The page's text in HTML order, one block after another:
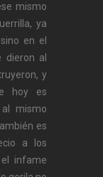
mismo
ya
en el
dieron al
y
hoy es
mismo
es
a los
infame